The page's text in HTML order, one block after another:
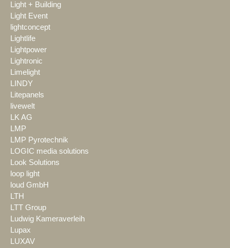
Light + Building
Light Event
lightconcept
Lightlife
Lightpower
Lightronic
Limelight
LINDY
Litepanels
livewelt
LK AG
LMP
LMP Pyrotechnik
LOGIC media solutions
Look Solutions
loop light
loud GmbH
LTH
LTT Group
Ludwig Kameraverleih
Lupax
LUXAV